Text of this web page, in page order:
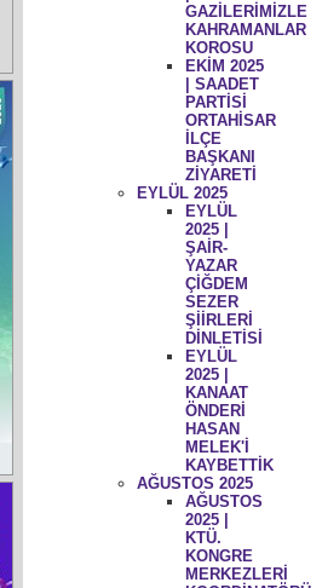
GAZİLERİMİZLE
KAHRAMANLAR
KOROSU
EKİM 2025
| SAADET
PARTİSİ
ORTAHİSAR
İLÇE
BAŞKANI
ZİYARETİ
EYLÜL 2025
EYLÜL
2025 |
ŞAİR-
YAZAR
ÇİĞDEM
SEZER
ŞİİRLERİ
DİNLETİSİ
EYLÜL
2025 |
KANAAT
ÖNDERİ
HASAN
MELEK'İ
KAYBETTİK
AĞUSTOS 2025
AĞUSTOS
2025 |
KTÜ.
KONGRE
MERKEZLERİ